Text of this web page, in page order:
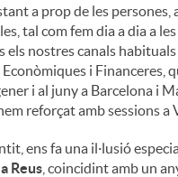
a prop de les persones,
tal com fem dia a dia a
els nostres canals habituals
i Financeres,
i al juny a Barcelona i
reforçat amb sessions a
ens fa una il·lusió
Reus , coincidint amb un